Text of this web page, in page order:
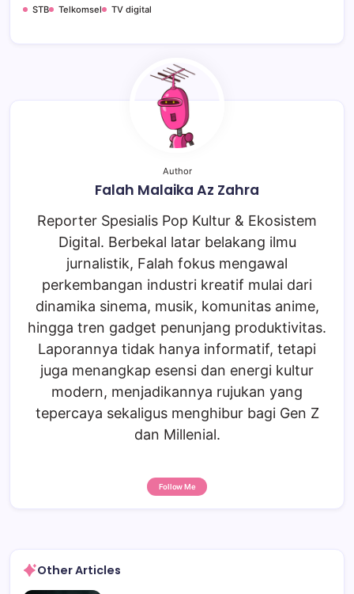
STB
Telkomsel TV digital
Author
Falah Malaika Az Zahra
Reporter Spesialis Pop Kultur & Ekosistem
Digital. Berbekal latar belakang ilmu
jurnalistik, Falah fokus mengawal
perkembangan industri kreatif mulai dari
dinamika sinema, musik, komunitas anime,
hingga tren gadget penunjang produktivitas.
Laporannya tidak hanya informatif, tetapi
juga menangkap esensi dan energi kultur
modern, menjadikannya rujukan yang
tepercaya sekaligus menghibur bagi Gen Z
dan Millenial.
Follow Me
Other Articles